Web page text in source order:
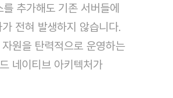
추가해도 기존 서버들에
전혀 발생하지 않습니다.
원을 탄력적으로 운영하는
네이티브 아키텍처가